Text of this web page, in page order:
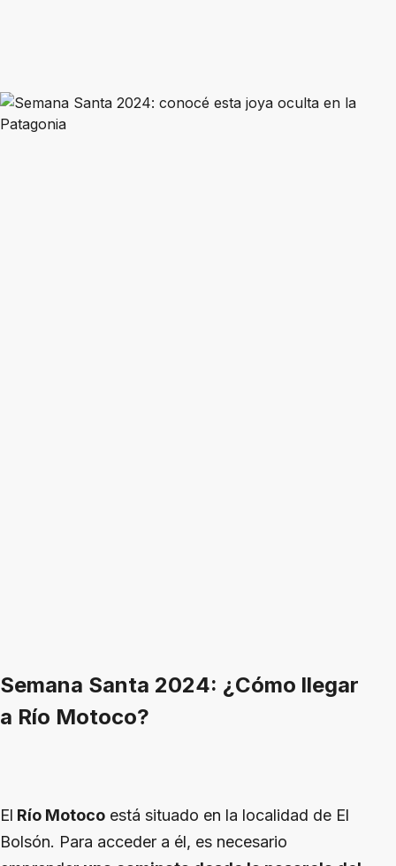
Semana Santa 2024: ¿Cómo llegar
a Río Motoco?
El Río Motoco está situado en la localidad de El
Bolsón. Para acceder a él, es necesario